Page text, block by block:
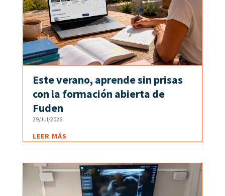
Este verano, aprende sin prisas
con la formación abierta de
Fuden
29/Jul/2026
LEER MÁS